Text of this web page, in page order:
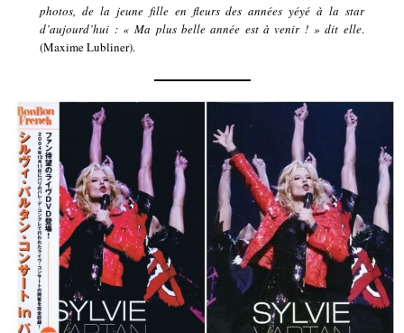
photos, de la jeune fille en fleurs des années yéyé à la star
d’aujourd’hui : « Ma plus belle année est à venir ! » dit elle.
(Maxime Lubliner).